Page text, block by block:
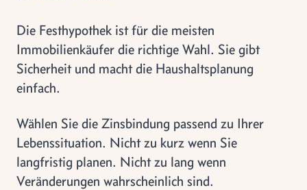
Die Festhypothek ist für die meisten
Immobilienkäufer die richtige Wahl. Sie gibt
Sicherheit und macht die Haushaltsplanung
einfach.
Wählen Sie die Zinsbindung passend zu Ihrer
Lebenssituation. Nicht zu kurz wenn Sie
langfristig planen. Nicht zu lang wenn
Veränderungen wahrscheinlich sind.